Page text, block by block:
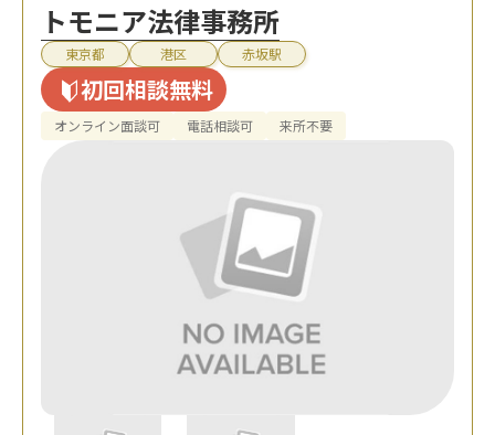
トモニア法律事務所
東京都 港区 赤坂駅
初回相談無料
オンライン面談可 電話相談可 来所不要